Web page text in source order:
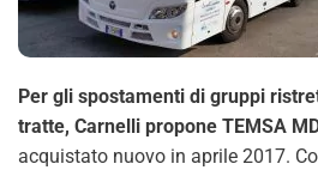
Per gli spostamenti di gruppi
tratte, Carnelli propone TEMSA
acquistato nuovo in aprile 2017.